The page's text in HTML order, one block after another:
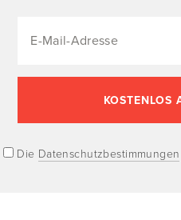
Die Datenschutzbestimmungen